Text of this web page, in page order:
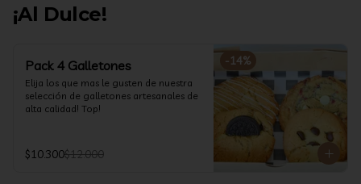
¡Al Dulce!
-14%
Pack 4 Galletones
Elija los que mas le gusten de nuestra
selección de galletones artesanales de
alta calidad! Top!
$10.300$12.000